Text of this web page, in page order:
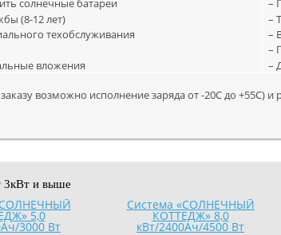
солнечные батареи
(8-12 лет)
техобслуживания
вложения
–
–
–
–
–
возможно исполнение заряда от -20С до +55С) и
3кВт и выше
5,0
3000 Вт
Система «СОЛНЕЧНЫЙ
КОТТЕДЖ» 8,0
кВт/2400Ач/4500 Вт